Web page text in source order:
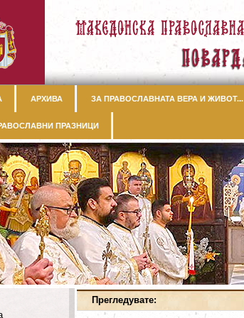
АРХИВА ЗА ПРАВОСЛАВНАТА ВЕРА И ЖИВОТ...
ПРАЗНИЦИ
Прегледувате: